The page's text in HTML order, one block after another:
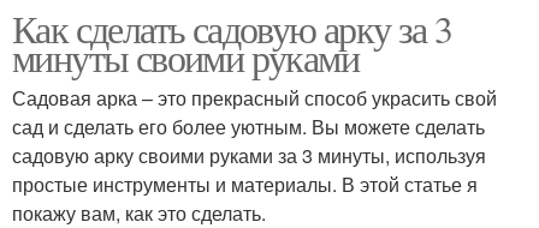
Как сделать садовую арку за 3
минуты своими руками
Садовая арка – это прекрасный способ украсить свой
сад и сделать его более уютным. Вы можете сделать
садовую арку своими руками за 3 минуты, используя
простые инструменты и материалы. В этой статье я
покажу вам, как это сделать.